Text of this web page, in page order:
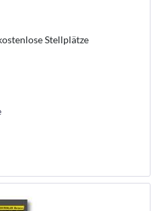
Stellplätze